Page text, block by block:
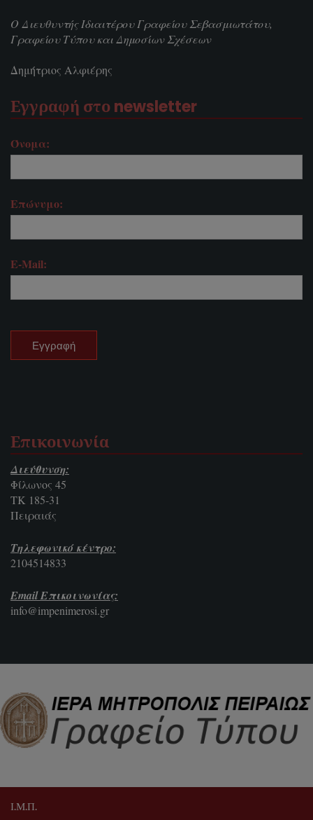
Ο Διευθυντής Ιδιαιτέρου Γραφείου Σεβασμιωτάτου,
Γραφείου Τύπου και Δημοσίων Σχέσεων
Δημήτριος Αλφιέρης
Εγγραφή στο newsletter
Όνομα:
Επώνυμο:
E-Mail:
Επικοινωνία
Διεύθυνση:
Φίλωνος 45
ΤΚ 185-31
Πειραιάς
Τηλεφωνικό κέντρο:
2104514833
Email Επικοινωνίας:
info@impenimerosi.gr
Ι.Μ.Π.